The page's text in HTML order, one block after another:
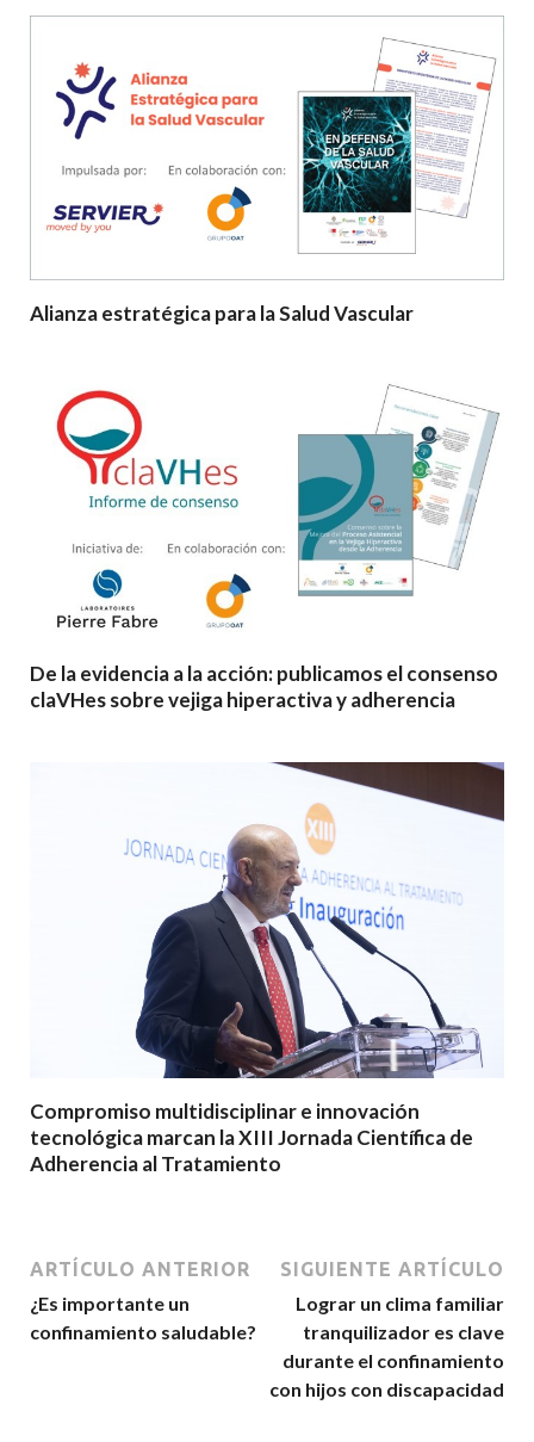
Alianza estratégica para la Salud Vascular
De la evidencia a la acción: publicamos el consenso
claVHes sobre vejiga hiperactiva y adherencia
Compromiso multidisciplinar e innovación
tecnológica marcan la XIII Jornada Científica de
Adherencia al Tratamiento
ARTÍCULO ANTERIOR
¿Es importante un
confinamiento saludable?
SIGUIENTE ARTÍCULO
Lograr un clima familiar
tranquilizador es clave
durante el confinamiento
con hijos con discapacidad